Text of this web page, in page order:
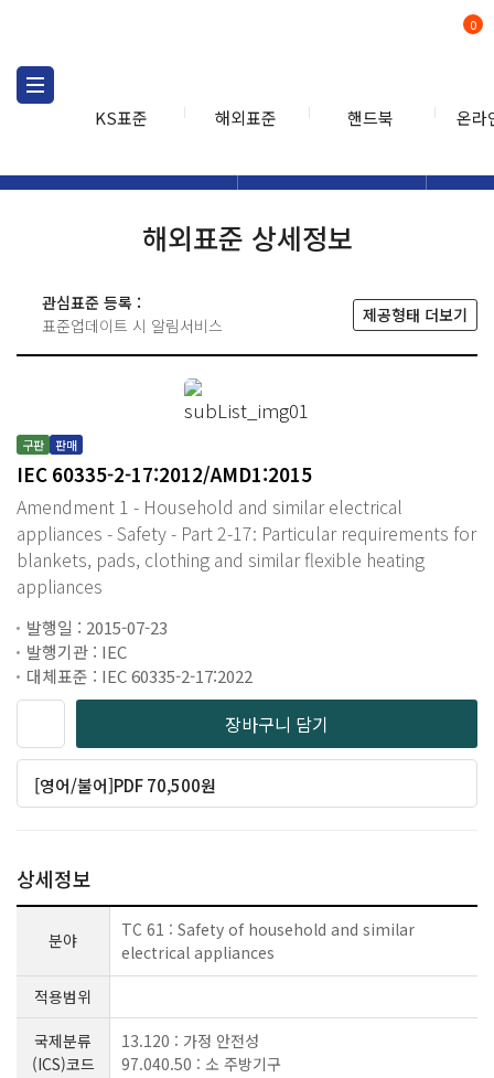
KS표준 해외표준 핸드북 온라
0
해외표준 상세정보
관심표준 등록 :
표준업데이트 시 알림서비스
제공형태 더보기
구판 판매
IEC 60335-2-17:2012/AMD1:2015
Amendment 1 - Household and similar electrical
appliances - Safety - Part 2-17: Particular requirements for
blankets, pads, clothing and similar flexible heating
appliances
발행일 : 2015-07-23
발행기관 : IEC
대체표준 : IEC 60335-2-17:2022
장바구니 담기
[영어/불어]PDF 70,500원
상세정보
분야
TC 61 : Safety of household and similar
electrical appliances
적용범위
국제분류
(ICS)코드
13.120 : 가정 안전성
97.040.50 : 소 주방기구